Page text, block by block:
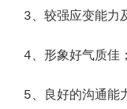
3、较强应变能力
4、形象好气质佳；
5、良好的沟通能